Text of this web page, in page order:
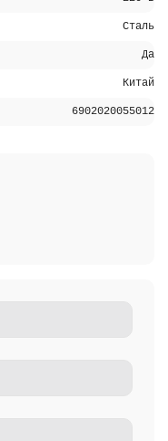
Сталь
Да
Китай
6902020055012